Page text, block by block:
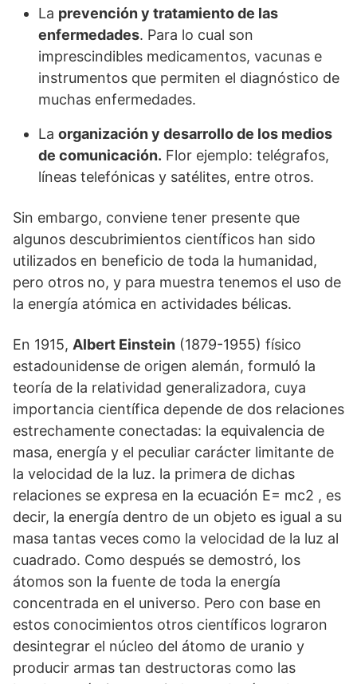
La prevención y tratamiento de las
enfermedades. Para lo cual son
imprescindibles medicamentos, vacunas e
instrumentos que permiten el diagnóstico de
muchas enfermedades.
La organización y desarrollo de los medios
de comunicación. Flor ejemplo: telégrafos,
líneas telefónicas y satélites, entre otros.
Sin embargo, conviene tener presente que
algunos descubrimientos científicos han sido
utilizados en beneficio de toda la humanidad,
pero otros no, y para muestra tenemos el uso de
la energía atómica en actividades bélicas.
En 1915, Albert Einstein (1879-1955) físico
estadounidense de origen alemán, formuló la
teoría de la relatividad generalizadora, cuya
importancia científica depende de dos relaciones
estrechamente conectadas: la equivalencia de
masa, energía y el peculiar carácter limitante de
la velocidad de la luz. la primera de dichas
relaciones se expresa en la ecuación E= mc2 , es
decir, la energía dentro de un objeto es igual a su
masa tantas veces como la velocidad de la luz al
cuadrado. Como después se demostró, los
átomos son la fuente de toda la energía
concentrada en el universo. Pero con base en
estos conocimientos otros científicos lograron
desintegrar el núcleo del átomo de uranio y
producir armas tan destructoras como las